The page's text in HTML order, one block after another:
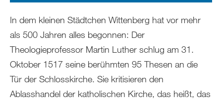
In dem kleinen Städtchen Wittenberg hat vor mehr
als 500 Jahren alles begonnen: Der
Theologieprofessor Martin Luther schlug am 31.
Oktober 1517 seine berühmten 95 Thesen an die
Tür der Schlosskirche. Sie kritisieren den
Ablasshandel der katholischen Kirche, das heißt, das